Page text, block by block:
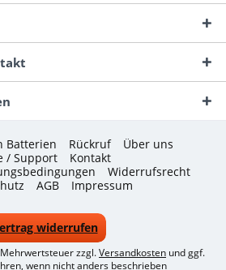
Batterien Rückruf
Über uns
/ Support
Kontakt
Widerrufsrecht
AGB Impressum
widerrufen
zzgl.Versandkosten und ggf.
wenn nicht anders beschrieben